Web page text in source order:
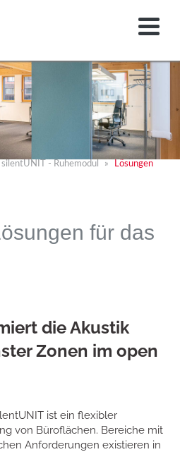
silentUNIT - Ruhemodul Lösungen
für das
die Akustik
Zonen im open
ist ein flexibler
von Büroflächen. Bereiche mit
Anforderungen existieren in